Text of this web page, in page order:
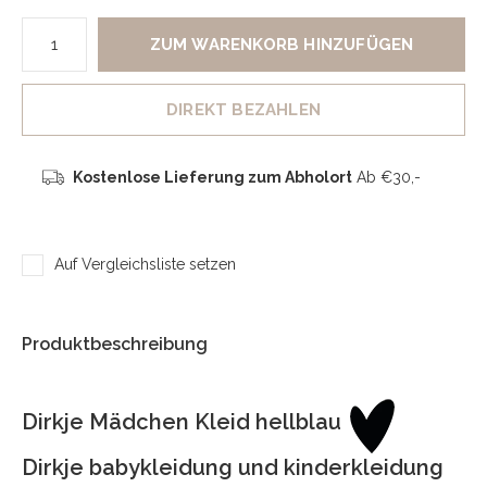
ZUM WARENKORB HINZUFÜGEN
DIREKT BEZAHLEN
Kostenlose Lieferung zum AbholortAb €30,-
Auf Vergleichsliste setzen
Produktbeschreibung
Dirkje Mädchen Kleid hellblau
Dirkje babykleidung und kinderkleidung